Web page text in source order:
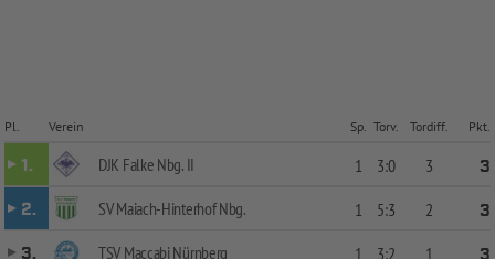
Pl. Verein Sp. Torv. Tordiff. Pkt.
1. DJK Falke Nbg. II 1 3:0 3
3
2.
SV Maiach-Hinterhof Nbg. 1 5:3 2
3
TSV Maccabi Nürnberg 1 3:2 1